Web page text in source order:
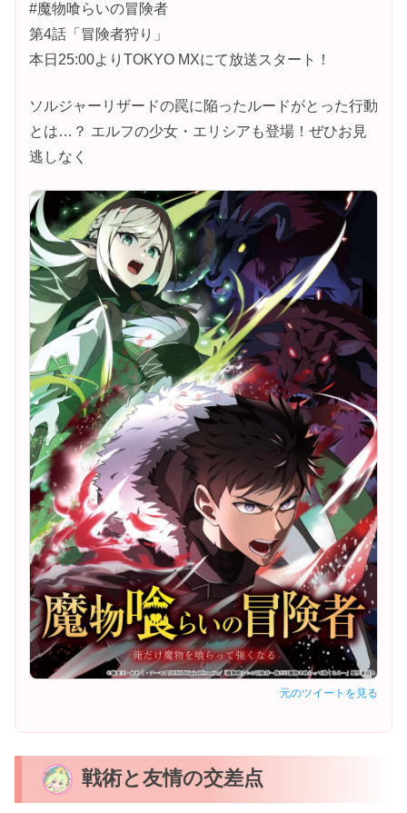
#魔物喰らいの冒険者
第4話「冒険者狩り」
本日25:00よりTOKYO MXにて放送スタート！
ソルジャーリザードの罠に陥ったルードがとった行動
とは…？ エルフの少女・エリシアも登場！ぜひお見
逃しなく
元のツイートを見る
戦術と友情の交差点